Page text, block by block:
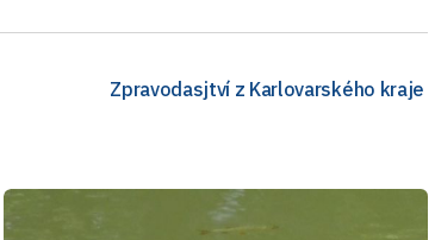
Zpravodasjtví z Karlovarského kraje